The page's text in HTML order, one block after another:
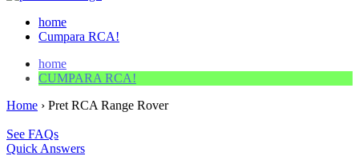
home
Cumpara RCA!
home
CUMPARA RCA!
Home › Pret RCA Range Rover
See FAQs
Quick Answers